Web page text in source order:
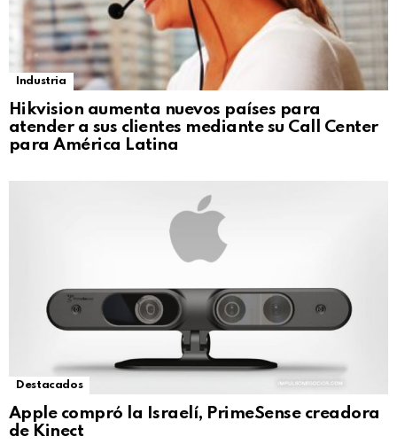
Industria
Hikvision aumenta nuevos países para
atender a sus clientes mediante su Call Center
para América Latina
Destacados
Apple compró la Israelí, PrimeSense creadora
de Kinect